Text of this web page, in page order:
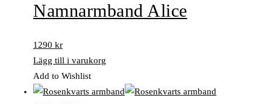
Namnarmband Alice
1290 kr
Lägg till i varukorg
Add to Wishlist